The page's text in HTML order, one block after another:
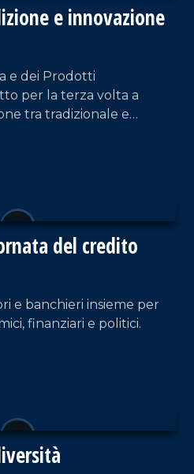
e innovazione
e dei Prodotti
per la terza volta a
tra tradizionale e
del credito
e banchieri insieme per
finanziari e politici.